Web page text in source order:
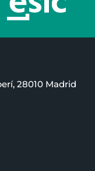
28010 Madrid